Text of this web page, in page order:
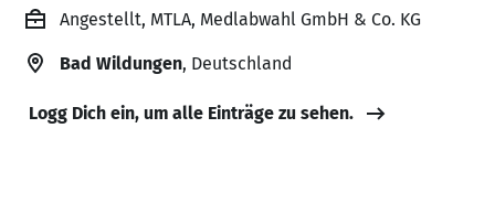
Angestellt, MTLA, Medlabwahl GmbH & Co. KG
Bad Wildungen, Deutschland
Logg Dich ein, um alle Einträge zu sehen.